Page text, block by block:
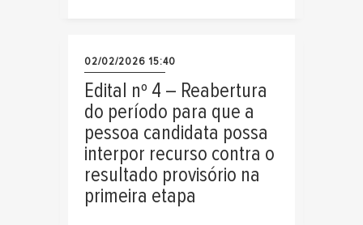
02/02/2026 15:40
Edital nº 4 – Reabertura
do período para que a
pessoa candidata possa
interpor recurso contra o
resultado provisório na
primeira etapa